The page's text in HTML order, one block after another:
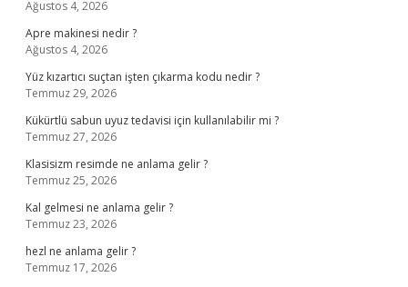
Ağustos 4, 2026
Apre makinesi nedir ?
Ağustos 4, 2026
Yüz kızartıcı suçtan işten çıkarma kodu nedir ?
Temmuz 29, 2026
Kükürtlü sabun uyuz tedavisi için kullanılabilir mi ?
Temmuz 27, 2026
Klasisizm resimde ne anlama gelir ?
Temmuz 25, 2026
Kal gelmesi ne anlama gelir ?
Temmuz 23, 2026
hezl ne anlama gelir ?
Temmuz 17, 2026